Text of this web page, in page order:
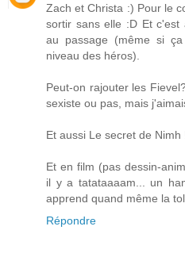
Zach et Christa :) Pour le
sortir sans elle :D Et c'est
au passage (même si
niveau des héros).
Peut-on rajouter les
sexiste ou pas, mais
Et aussi Le secret de Nimh
Et en film (pas dessin-
il y a tatataaaam... un
apprend quand même la
Répondre